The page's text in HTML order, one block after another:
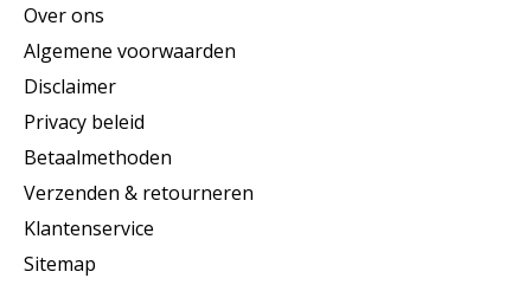
Over ons
Algemene voorwaarden
Disclaimer
Privacy beleid
Betaalmethoden
Verzenden & retourneren
Klantenservice
Sitemap